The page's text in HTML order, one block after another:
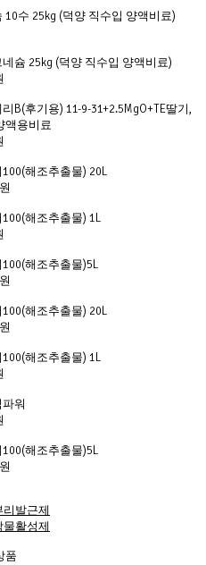
10수 25kg (덕양 직수입 양액비료)
슘 25kg (덕양 직수입 양액비료)
B(후기용) 11-9-31+2.5MgO+TE딸기,
액용비료
해조추출물) 20L
해조추출물) 1L
해조추출물)5L
해조추출물) 20L
해조추출물) 1L
워
해조추출물)5L
리발근제
물활성제
품